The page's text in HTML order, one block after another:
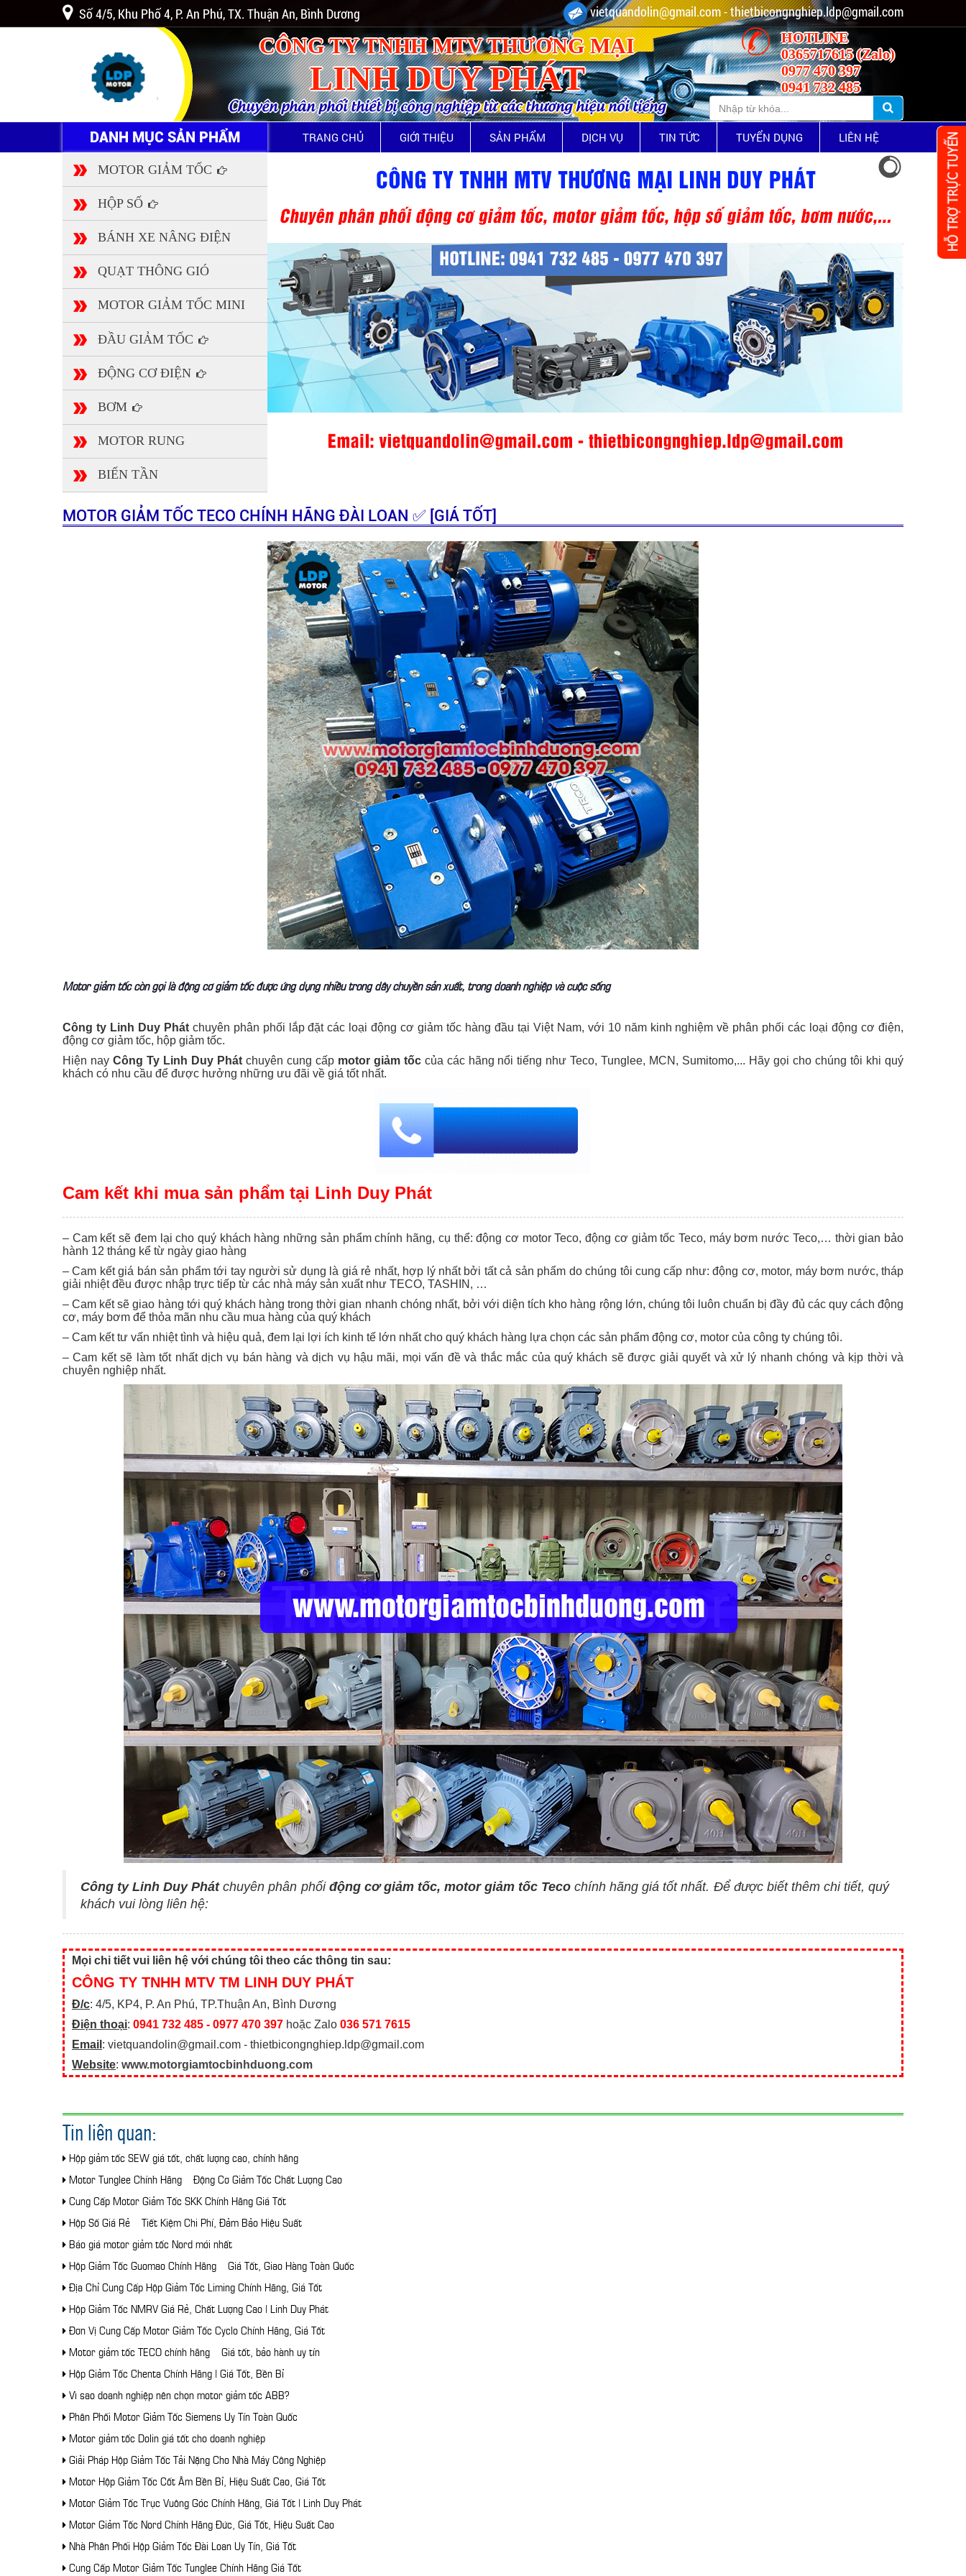
Số 4/5, Khu Phố 4, P. An Phú, TX. Thuận An, Bình Dương vietquandolin@gmail.com - thietbicongnghiep.ldp@gmail.com
CÔNG TY TNHH MTV THƯƠNG MẠI
LINH DUY PHÁT
Chuyên phân phối thiết bị công nghiệp từ các thương hiệu nổi tiếng
HOTLINE
0365717615 (Zalo)
0977 470 397
0941 732 485
DANH MỤC SẢN PHẨM TRANG CHỦ GIỚI THIỆU SẢN PHẨM DỊCH VỤ TIN TỨC TUYỂN DỤNG LIÊN HỆ
MOTOR GIẢM TỐC
HỘP SỐ
BÁNH XE NÂNG ĐIỆN
QUẠT THÔNG GIÓ
MOTOR GIẢM TỐC MINI
ĐẦU GIẢM TỐC
ĐỘNG CƠ ĐIỆN
BƠM
MOTOR RUNG
BIẾN TẦN
MOTOR GIẢM TỐC TECO CHÍNH HÃNG ĐÀI LOAN ✅ [GIÁ TỐT]
Motor giảm tốc còn gọi là động cơ giảm tốc được ứng dụng nhiều trong dây chuyền sản xuất, trong doanh nghiệp và cuộc sống
Công ty Linh Duy Phátchuyên phân phối lắp đặt các loại động cơ giảm tốc hàng đầu tại Việt Nam, với 10 năm kinh nghiệm về phân phối các loại động cơ điện,
động cơ giảm tốc, hộp giảm tốc.
Hiện nayCông Ty Linh Duy Phátchuyên cung cấp motor giảm tốccủa các hãng nổi tiếng như Teco, Tunglee, MCN, Sumitomo,... Hãy gọi cho chúng tôi khi quý
khách có nhu cầu để được hưởng những ưu đãi về giá tốt nhất.
Cam kết khi mua sản phẩm tại Linh Duy Phát
– Cam kết sẽ đem lại cho quý khách hàng những sản phẩm chính hãng, cụ thể: động cơ motor Teco, động cơ giảm tốc Teco, máy bơm nước Teco,… thời gian bảo
hành 12 tháng kể từ ngày giao hàng
– Cam kết giá bán sản phẩm tới tay người sử dụng là giá rẻ nhất, hợp lý nhất bởi tất cả sản phẩm do chúng tôi cung cấp như: động cơ, motor, máy bơm nước, tháp
giải nhiệt đều được nhập trực tiếp từ các nhà máy sản xuất như TECO, TASHIN, …
– Cam kết sẽ giao hàng tới quý khách hàng trong thời gian nhanh chóng nhất, bởi với diện tích kho hàng rộng lớn, chúng tôi luôn chuẩn bị đầy đủ các quy cách động
cơ, máy bơm để thỏa mãn nhu cầu mua hàng của quý khách
– Cam kết tư vấn nhiệt tình và hiệu quả, đem lại lợi ích kinh tế lớn nhất cho quý khách hàng lựa chọn các sản phẩm động cơ, motor của công ty chúng tôi.
– Cam kết sẽ làm tốt nhất dịch vụ bán hàng và dịch vụ hậu mãi, mọi vấn đề và thắc mắc của quý khách sẽ được giải quyết và xử lý nhanh chóng và kịp thời và
chuyên nghiệp nhất.
Công ty Linh Duy Phátchuyên phân phối động cơ giảm tốc, motor giảm tốc Teco chính hãng giá tốt nhất. Để được biết thêm chi tiết, quý
khách vui lòng liên hệ:
Mọi chi tiết vui liên hệ với chúng tôi theo các thông tin sau:
CÔNG TY TNHH MTV TM LINH DUY PHÁT
Đ/c: 4/5, KP4, P. An Phú, TP.Thuận An, Bình Dương
Điện thoại: 0941 732 485 - 0977 470 397 hoặc Zalo 036 571 7615
Email : vietquandolin@gmail.com - thietbicongnghiep.ldp@gmail.com
Website: www.motorgiamtocbinhduong.com
Tin liên quan:
Hộp giảm tốc SEW giá tốt, chất lượng cao, chính hãng
Motor Tunglee Chính Hãng – Động Cơ Giảm Tốc Chất Lượng Cao
Cung Cấp Motor Giảm Tốc SKK Chính Hãng Giá Tốt
Hộp Số Giá Rẻ – Tiết Kiệm Chi Phí, Đảm Bảo Hiệu Suất
Báo giá motor giảm tốc Nord mới nhất
Hộp Giảm Tốc Guomao Chính Hãng – Giá Tốt, Giao Hàng Toàn Quốc
Địa Chỉ Cung Cấp Hộp Giảm Tốc Liming Chính Hãng, Giá Tốt
Hộp Giảm Tốc NMRV Giá Rẻ, Chất Lượng Cao | Linh Duy Phát
Đơn Vị Cung Cấp Motor Giảm Tốc Cyclo Chính Hãng, Giá Tốt
Motor giảm tốc TECO chính hãng – Giá tốt, bảo hành uy tín
Hộp Giảm Tốc Chenta Chính Hãng | Giá Tốt, Bền Bỉ
Vì sao doanh nghiệp nên chọn motor giảm tốc ABB?
Phân Phối Motor Giảm Tốc Siemens Uy Tín Toàn Quốc
Motor giảm tốc Dolin giá tốt cho doanh nghiệp
Giải Pháp Hộp Giảm Tốc Tải Nặng Cho Nhà Máy Công Nghiệp
Motor Hộp Giảm Tốc Cốt Âm Bền Bỉ, Hiệu Suất Cao, Giá Tốt
Motor Giảm Tốc Trục Vuông Góc Chính Hãng, Giá Tốt | Linh Duy Phát
Motor Giảm Tốc Nord Chính Hãng Đức, Giá Tốt, Hiệu Suất Cao
Nhà Phân Phối Hộp Giảm Tốc Đài Loan Uy Tín, Giá Tốt
Cung Cấp Motor Giảm Tốc Tunglee Chính Hãng Giá Tốt